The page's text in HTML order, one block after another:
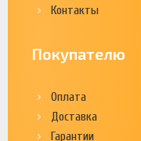
Контакты
Покупателю
Оплата
Доставка
Гарантии